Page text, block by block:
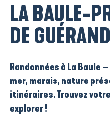
LA BAULE-
DE
Randonnées à La Baule
mer, marais, nature
itinéraires. Trouvez
explorer !